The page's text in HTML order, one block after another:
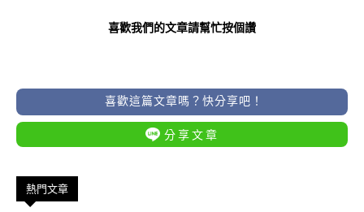
喜歡我們的文章請幫忙按個讚
喜歡這篇文章嗎？快分享吧！
分享文章
熱門文章